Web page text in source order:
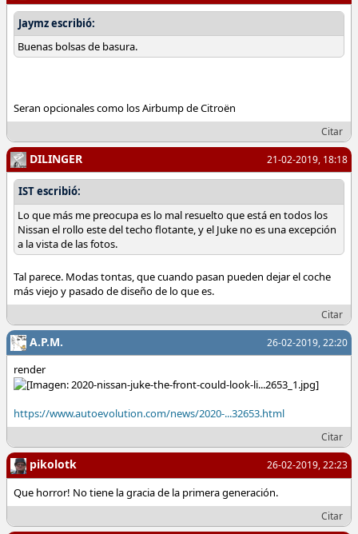
Jaymz escribió:
Buenas bolsas de basura.
Seran opcionales como los Airbump de Citroën
Citar
21-02-2019, 18:18
DILINGER
IST escribió:
Lo que más me preocupa es lo mal resuelto que está en todos los
Nissan el rollo este del techo flotante, y el Juke no es una excepción
a la vista de las fotos.
Tal parece. Modas tontas, que cuando pasan pueden dejar el coche
más viejo y pasado de diseño de lo que es.
Citar
26-02-2019, 22:20
A.P.M.
render
https://www.autoevolution.com/news/2020-...32653.html
Citar
26-02-2019, 22:23
pikolotk
Que horror! No tiene la gracia de la primera generación.
Citar